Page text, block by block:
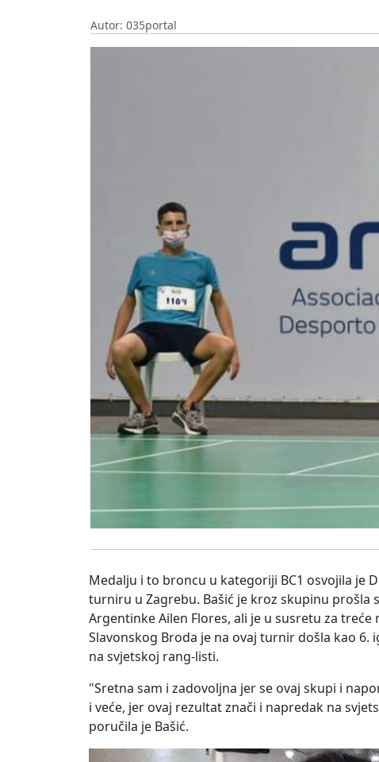
Autor: 035portal
Medalju i to broncu u kategoriji BC1 osvojila je
turniru u Zagrebu. Bašić je kroz skupinu prošla
Argentinke Ailen Flores, ali je u susretu za
Slavonskog Broda je na ovaj turnir došla kao
na svjetskoj rang-listi.
"Sretna sam i zadovoljna jer se ovaj skupi i
i veće, jer ovaj rezultat znači i napredak na
poručila je Bašić.